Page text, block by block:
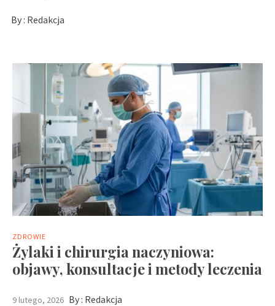
By : Redakcja
ZDROWIE
Żylaki i chirurgia naczyniowa:
objawy, konsultacje i metody leczenia
9 lutego, 2026 By : Redakcja